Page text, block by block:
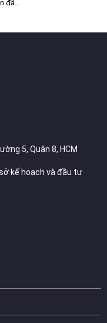
đã…
5, Quận 8, HCM
kế hoạch và đầu tư